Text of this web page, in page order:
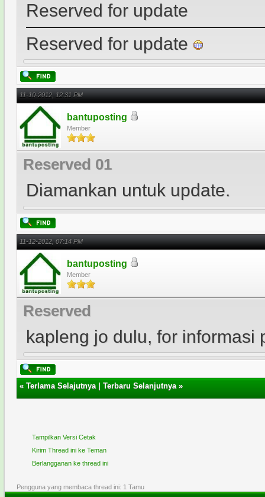
Reserved for update
Reserved for update
11-10-2012, 12:31 PM
bantuposting
Member
Reserved 01
Diamankan untuk update.
11-12-2012, 07:14 PM
bantuposting
Member
Reserved
kapleng jo dulu, for informasi
«Terlama Selajutnya|Terbaru Selanjutnya»
Tampilkan Versi Cetak
Kirim Thread ini ke Teman
Berlangganan ke thread ini
Pengguna yang membaca thread ini: 1 Tamu